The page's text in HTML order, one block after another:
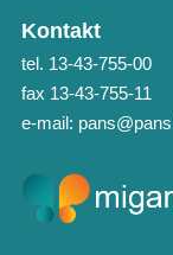
Kontakt
tel. 13-43-755-00
fax 13-43-755-11
e-mail: